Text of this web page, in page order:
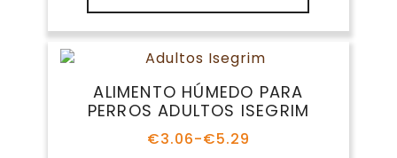
hasta
tiene
múltiples
variantes.
opciones
se
ALIMENTO HÚMEDO PARA
PERROS ADULTOS ISEGRIM
€3.06-€5.29
Rango